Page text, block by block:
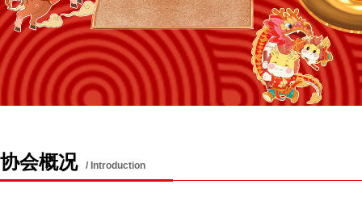
协会概况 / Introduction